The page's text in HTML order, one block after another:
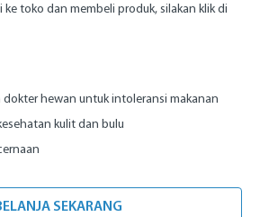
toko dan membeli produk, silakan klik di
dokter hewan untuk intoleransi makanan
kulit dan bulu
SEKARANG